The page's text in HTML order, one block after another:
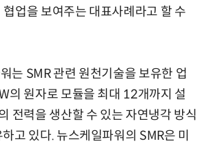
업을 보여주는 대표사례라고 할 수
는 SMR 관련 원천기술을 보유한 업
의 원자로 모듈을 최대 12개까지 설
전력을 생산할 수 있는 자연냉각 방식
고 있다. 뉴스케일파워의 SMR은 미